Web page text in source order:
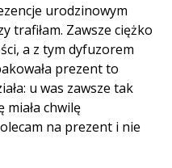
urodzinowym
trafiłam. Zawsze ciężko
a z tym dyfuzorem
prezent to
u was zawsze tak
miała chwilę
na prezent i nie